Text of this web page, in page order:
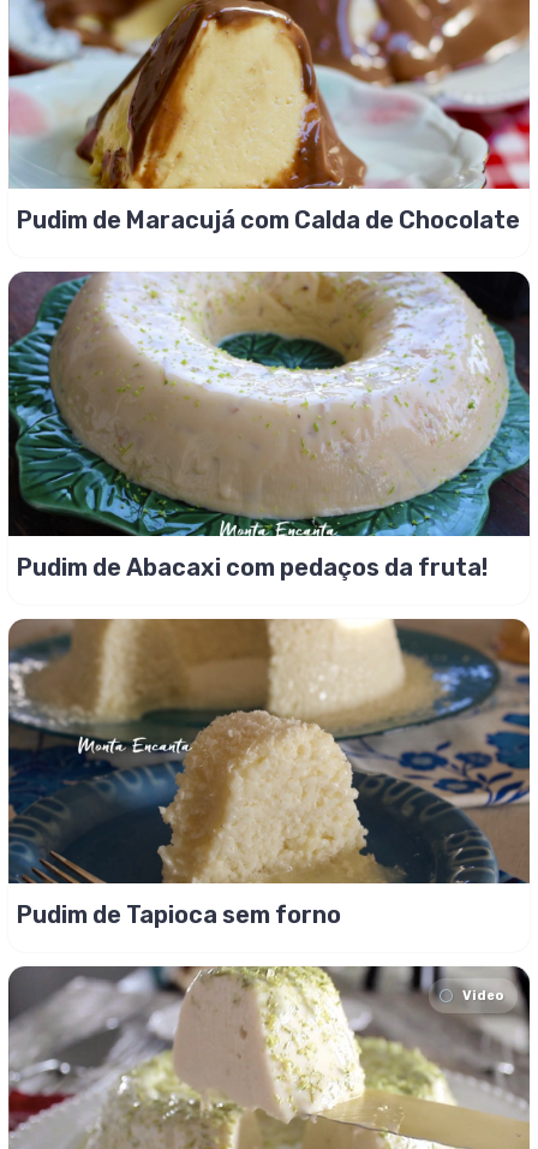
Pudim de Maracujá com Calda de Chocolate
Pudim de Abacaxi com pedaços da fruta!
Pudim de Tapioca sem forno
Video